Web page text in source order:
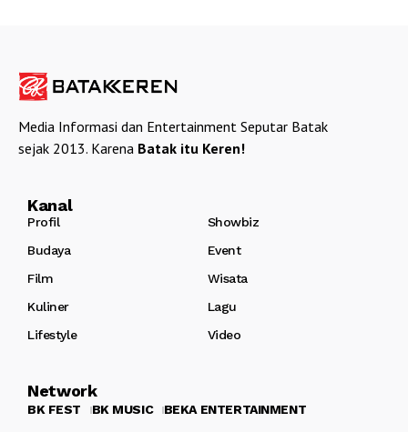
Media Informasi dan Entertainment Seputar Batak
sejak 2013. Karena Batak itu Keren!
Kanal
Profil
Showbiz
Budaya
Event
Film
Wisata
Kuliner
Lagu
Lifestyle
Video
Network
BK FEST BK MUSIC BEKA ENTERTAINMENT